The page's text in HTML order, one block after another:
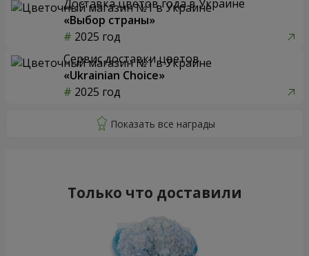
Доставка цветов года в Украине
«Выбор страны»
2025 год
Сервис доставки цветов
«Ukrainian Choice»
2025 год
Только что доставили